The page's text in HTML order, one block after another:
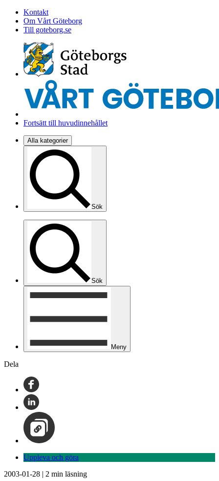
Kontakt
Om Vårt Göteborg
Till goteborg.se
Fortsätt till huvudinnehållet
Alla kategorier
Sök
Sök
Meny
Dela
Uppleva och göra
2003-01-28 | 2 min läsning